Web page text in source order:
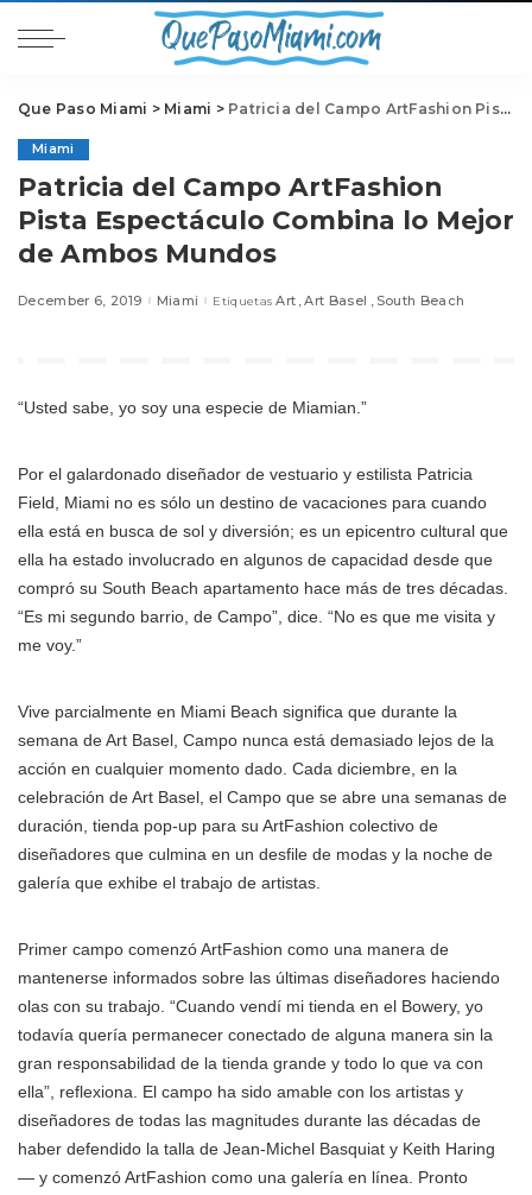
Que Paso Miami > Miami > Patricia del Campo ArtFashion Pista Espectáculo Combina lo Mejor de Ambos Mundos
Miami
Patricia del Campo ArtFashion
Pista Espectáculo Combina lo Mejor
de Ambos Mundos
December 6, 2019 Miami Etiquetas Art Art Basel South Beach
“Usted sabe, yo soy una especie de Miamian.”
Por el galardonado diseñador de vestuario y estilista Patricia
Field, Miami no es sólo un destino de vacaciones para cuando
ella está en busca de sol y diversión; es un epicentro cultural que
ella ha estado involucrado en algunos de capacidad desde que
compró su South Beach apartamento hace más de tres décadas.
“Es mi segundo barrio, de Campo”, dice. “No es que me visita y
me voy.”
Vive parcialmente en Miami Beach significa que durante la
semana de Art Basel, Campo nunca está demasiado lejos de la
acción en cualquier momento dado. Cada diciembre, en la
celebración de Art Basel, el Campo que se abre una semanas de
duración, tienda pop-up para su ArtFashion colectivo de
diseñadores que culmina en un desfile de modas y la noche de
galería que exhibe el trabajo de artistas.
Primer campo comenzó ArtFashion como una manera de
mantenerse informados sobre las últimas diseñadores haciendo
olas con su trabajo. “Cuando vendí mi tienda en el Bowery, yo
todavía quería permanecer conectado de alguna manera sin la
gran responsabilidad de la tienda grande y todo lo que va con
ella”, reflexiona. El campo ha sido amable con los artistas y
diseñadores de todas las magnitudes durante las décadas de
haber defendido la talla de Jean-Michel Basquiat y Keith Haring
— y comenzó ArtFashion como una galería en línea. Pronto